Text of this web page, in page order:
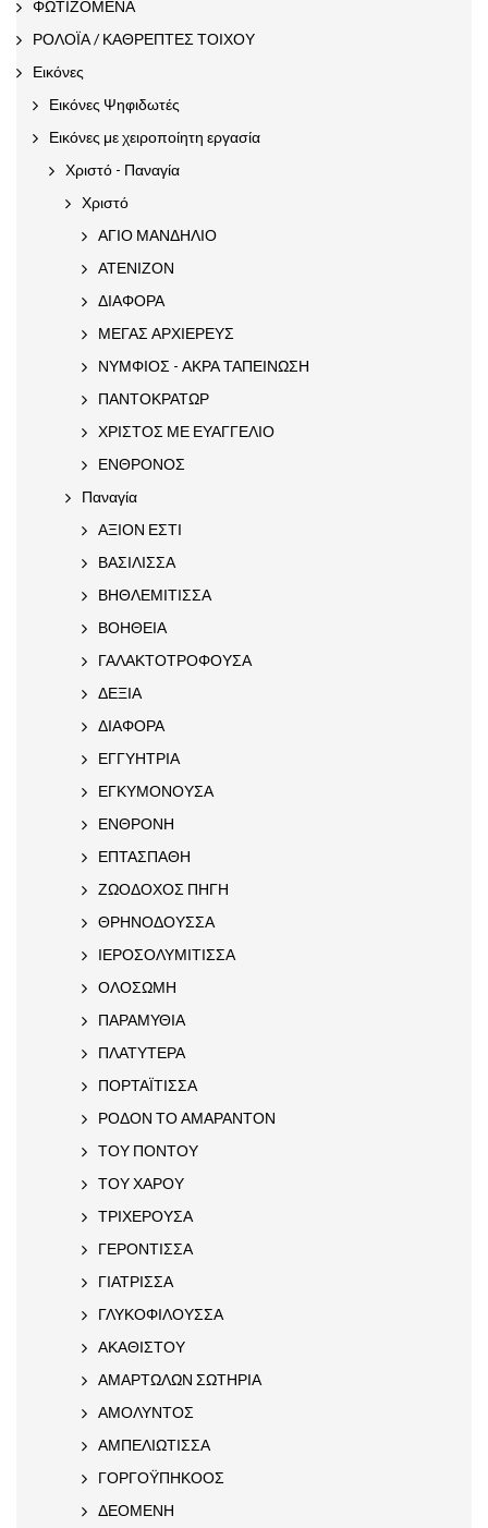
ΦΩΤΙΖΟΜΕΝΑ
ΡΟΛΟΪΑ / ΚΑΘΡΕΠΤΕΣ ΤΟΙΧΟΥ
Εικόνες
Εικόνες Ψηφιδωτές
Εικόνες με χειροποίητη εργασία
Χριστό - Παναγία
Χριστό
ΑΓΙΟ ΜΑΝΔΗΛΙΟ
ΑΤΕΝΙΖΟΝ
ΔΙΑΦΟΡΑ
ΜΕΓΑΣ ΑΡΧΙΕΡΕΥΣ
ΝΥΜΦΙΟΣ - ΑΚΡΑ ΤΑΠΕΙΝΩΣΗ
ΠΑΝΤΟΚΡΑΤΩΡ
ΧΡΙΣΤΟΣ ΜΕ ΕΥΑΓΓΕΛΙΟ
ΕΝΘΡΟΝΟΣ
Παναγία
ΑΞΙΟΝ ΕΣΤΙ
ΒΑΣΙΛΙΣΣΑ
ΒΗΘΛΕΜΙΤΙΣΣΑ
ΒΟΗΘΕΙΑ
ΓΑΛΑΚΤΟΤΡΟΦΟΥΣΑ
ΔΕΞΙΑ
ΔΙΑΦΟΡΑ
ΕΓΓΥΗΤΡΙΑ
ΕΓΚΥΜΟΝΟΥΣΑ
ΕΝΘΡΟΝΗ
ΕΠΤΑΣΠΑΘΗ
ΖΩΟΔΟΧΟΣ ΠΗΓΗ
ΘΡΗΝΟΔΟΥΣΣΑ
ΙΕΡΟΣΟΛΥΜΙΤΙΣΣΑ
ΟΛΟΣΩΜΗ
ΠΑΡΑΜΥΘΙΑ
ΠΛΑΤΥΤΕΡΑ
ΠΟΡΤΑΪΤΙΣΣΑ
ΡΟΔΟΝ ΤΟ ΑΜΑΡΑΝΤΟΝ
ΤΟΥ ΠΟΝΤΟΥ
ΤΟΥ ΧΑΡΟΥ
ΤΡΙΧΕΡΟΥΣΑ
ΓΕΡΟΝΤΙΣΣΑ
ΓΙΑΤΡΙΣΣΑ
ΓΛΥΚΟΦΙΛΟΥΣΣΑ
ΑΚΑΘΙΣΤΟΥ
ΑΜΑΡΤΩΛΩΝ ΣΩΤΗΡΙΑ
ΑΜΟΛΥΝΤΟΣ
ΑΜΠΕΛΙΩΤΙΣΣΑ
ΓΟΡΓΟΫΠΗΚΟΟΣ
ΔΕΟΜΕΝΗ